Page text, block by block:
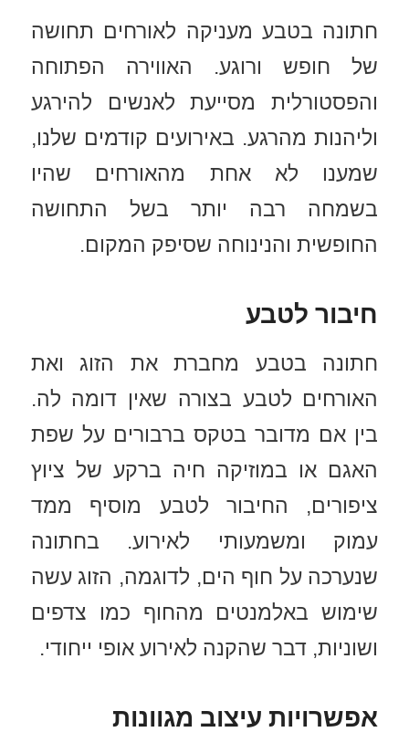
חתונה בטבע מעניקה לאורחים תחושה
של חופש ורוגע. האווירה הפתוחה
והפסטורלית מסייעת לאנשים להירגע
וליהנות מהרגע. באירועים קודמים שלנו,
שמענו לא אחת מהאורחים שהיו
בשמחה רבה יותר בשל התחושה
החופשית והנינוחה שסיפק המקום.
חיבור לטבע
חתונה בטבע מחברת את הזוג ואת
האורחים לטבע בצורה שאין דומה לה.
בין אם מדובר בטקס ברבורים על שפת
האגם או במוזיקה חיה ברקע של ציוץ
ציפורים, החיבור לטבע מוסיף ממד
עמוק ומשמעותי לאירוע. בחתונה
שנערכה על חוף הים, לדוגמה, הזוג עשה
שימוש באלמנטים מהחוף כמו צדפים
ושוניות, דבר שהקנה לאירוע אופי ייחודי.
אפשרויות עיצוב מגוונות